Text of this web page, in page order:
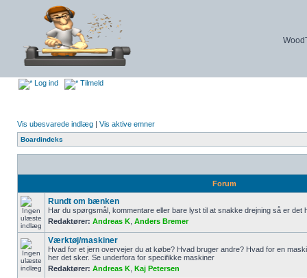
Log ind Tilmeld
Vis ubesvarede indlæg | Vis aktive emner
Boardindeks
Forum
Rundt om bænken
Har du spørgsmål, kommentare eller bare lyst til at snakke drejning så er det
Redaktører: Andreas K Anders Bremer
Værktøj/maskiner
Hvad for et jern overvejer du at købe? Hvad bruger andre? Hvad for en
her det sker. Se underfora for specifikke maskiner
Redaktører: Andreas K Kaj Petersen